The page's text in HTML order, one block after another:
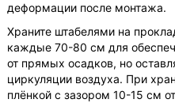
деформации после монтажа.
Храните штабелями на
каждые 70-80 см для
от прямых осадков, но
циркуляции воздуха. При
плёнкой с зазором 10-15 см